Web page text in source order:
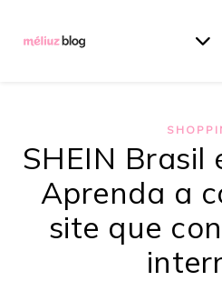
SHEIN Brasil
Aprenda a
site que